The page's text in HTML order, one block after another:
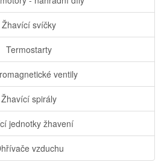
Žhavící svíčky
Termostarty
ventily
Žhavící spirály
jednotky žhavení
vzduchu